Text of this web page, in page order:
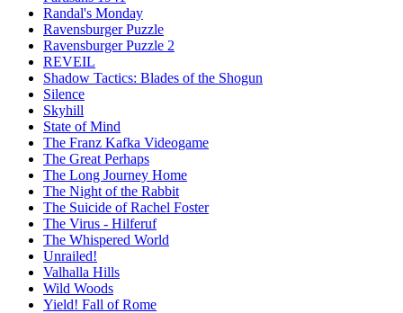
Randal's Monday
Ravensburger Puzzle
Ravensburger Puzzle 2
REVEIL
Shadow Tactics: Blades of the Shogun
Silence
Skyhill
State of Mind
The Franz Kafka Videogame
The Great Perhaps
The Long Journey Home
The Night of the Rabbit
The Suicide of Rachel Foster
The Virus - Hilferuf
The Whispered World
Unrailed!
Valhalla Hills
Wild Woods
Yield! Fall of Rome